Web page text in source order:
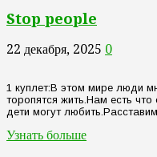
Stop people
22 декабря, 2025 0
1 куплет:В этом мире люди
торопятся жить.Нам есть
дети могут любить.Расставим
Узнать больше